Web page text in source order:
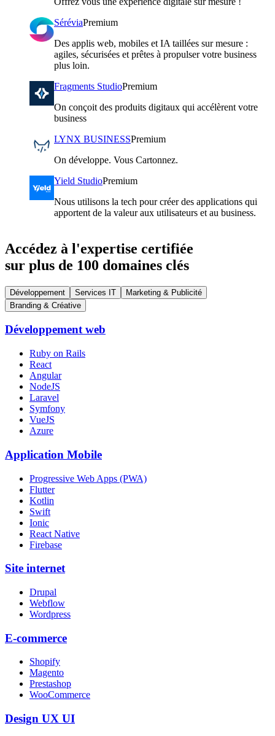
SéréviaPremium
Des applis web, mobiles et IA taillées sur mesure :
agiles, sécurisées et prêtes à propulser votre business
plus loin.
Fragments StudioPremium
On conçoit des produits digitaux qui accélèrent votre
business
LYNX BUSINESSPremium
On développe. Vous Cartonnez.
Yield StudioPremium
Nous utilisons la tech pour créer des applications qui
apportent de la valeur aux utilisateurs et au business.
Accédez à l'expertise certifiée
sur plus de 100 domaines clés
Développement Services IT
Marketing & Publicité
Branding & Créative
Développement web
Ruby on Rails
React
Angular
NodeJS
Laravel
Symfony
VueJS
Azure
Application Mobile
Progressive Web Apps (PWA)
Flutter
Kotlin
Swift
Ionic
React Native
Firebase
Site internet
Drupal
Webflow
Wordpress
E-commerce
Shopify
Magento
Prestashop
WooCommerce
Design UX UI